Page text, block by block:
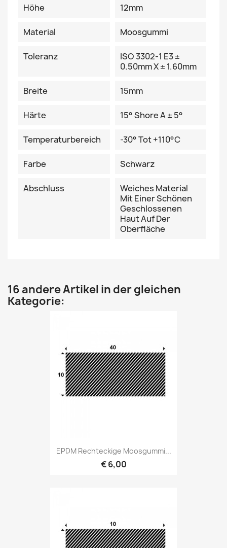
Höhe 12mm
Material Moosgummi
Toleranz
ISO 3302-1 E3 ±
0.50mm X ± 1.60mm
Breite 15mm
Härte 15° Shore A ± 5°
Temperaturbereich -30° Tot +110°C
Farbe Schwarz
Abschluss
Weiches Material
Mit Einer Schönen
Geschlossenen
Haut Auf Der
Oberfläche
16 andere Artikel in der gleichen
Kategorie:
EPDM Rechteckige Moosgummi...
€ 6,00